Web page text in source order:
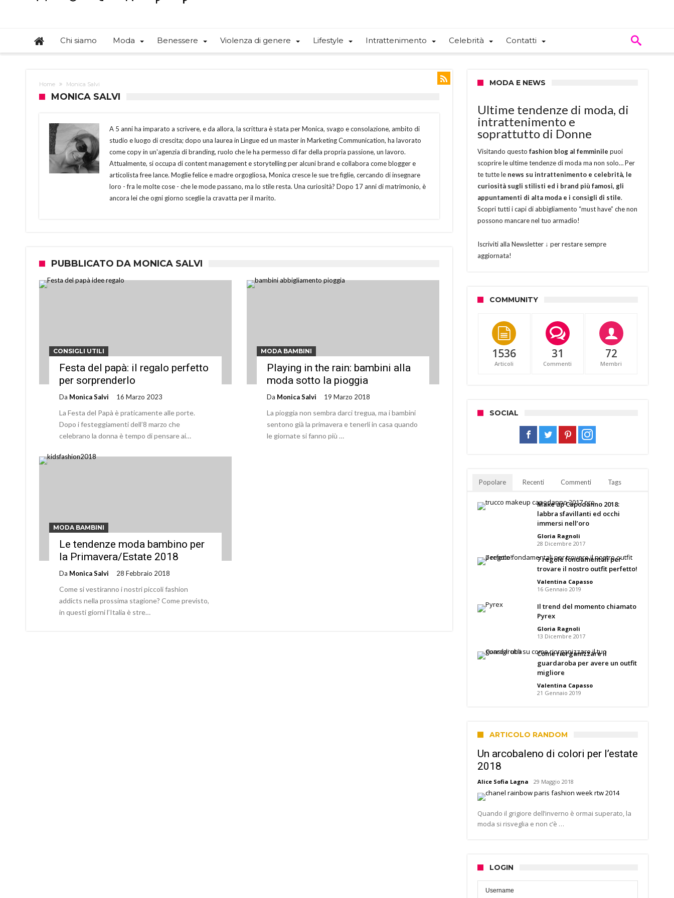
Chi siamo Moda Benessere Violenza di genere Lifestyle Intrattenimento Celebrità Contatti
Home Monica Salvi
MONICA SALVI
A 5 anni ha imparato a scrivere, e da allora, la scrittura è stata per Monica, svago e consolazione, ambito di
studio e luogo di crescita; dopo una laurea in Lingue ed un master in Marketing Communication, ha lavorato
come copy in un'agenzia di branding, ruolo che le ha permesso di far della propria passione, un lavoro.
Attualmente, si occupa di content management e storytelling per alcuni brand e collabora come blogger e
articolista free lance. Moglie felice e madre orgogliosa, Monica cresce le sue tre figlie, cercando di insegnare
loro - fra le molte cose - che le mode passano, ma lo stile resta. Una curiosità? Dopo 17 anni di matrimonio, è
ancora lei che ogni giorno sceglie la cravatta per il marito.
PUBBLICATO DA MONICA SALVI
CONSIGLI UTILI
Festa del papà: il regalo perfetto
per sorprenderlo
Da Monica Salvi 16 Marzo 2023
La Festa del Papà è praticamente alle porte.
Dopo i festeggiamenti dell’8 marzo che
celebrano la donna è tempo di pensare ai…
MODA BAMBINI
Playing in the rain: bambini alla
moda sotto la pioggia
Da Monica Salvi 19 Marzo 2018
La pioggia non sembra darci tregua, ma i bambini
sentono già la primavera e tenerli in casa quando
le giornate si fanno più …
MODA BAMBINI
Le tendenze moda bambino per
la Primavera/Estate 2018
Da Monica Salvi 28 Febbraio 2018
Come si vestiranno i nostri piccoli fashion
addicts nella prossima stagione? Come previsto,
in questi giorni l’Italia è stre…
MODA E NEWS
Ultime tendenze di moda, di
intrattenimento e
soprattutto di Donne
Visitando questo fashion blog al femminile puoi
scoprire le ultime tendenze di moda ma non solo… Per
te tutte le news su intrattenimento e celebrità, le
curiosità sugli stilisti ed i brand più famosi, gli
appuntamenti di alta moda e i consigli di stile.
Scopri tutti i capi di abbigliamento “must have” che non
possono mancare nel tuo armadio!
Iscriviti alla Newsletter ↓ per restare sempre
aggiornata!
COMMUNITY
1536
Articoli
31
Commenti
72
Membri
SOCIAL
Popolare Recenti Commenti Tags
Make up Capodanno 2018:
labbra sfavillanti ed occhi
immersi nell’oro
Gloria Ragnoli
28 Dicembre 2017
7 regole fondamentali per
trovare il nostro outfit perfetto!
Valentina Capasso
16 Gennaio 2019
Il trend del momento chiamato
Pyrex
Gloria Ragnoli
13 Dicembre 2017
Come riorganizzare il
guardaroba per avere un outfit
migliore
Valentina Capasso
21 Gennaio 2019
ARTICOLO RANDOM
Un arcobaleno di colori per l’estate
2018
Alice Sofia Lagna 29 Maggio 2018
Quando il grigiore dell’inverno è ormai superato, la
moda si risveglia e non c’è …
LOGIN